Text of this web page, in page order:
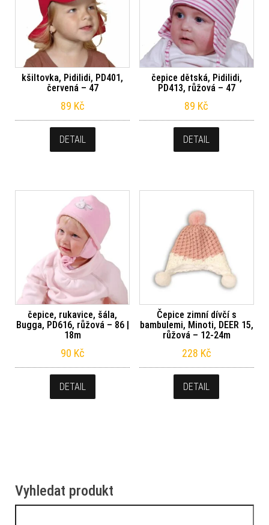
kšiltovka, Pidilidi, PD401,
červená – 47
89 Kč
DETAIL
čepice dětská, Pidilidi,
PD413, růžová – 47
89 Kč
DETAIL
čepice, rukavice, šála,
Bugga, PD616, růžová – 86 |
18m
90 Kč
DETAIL
Čepice zimní dívčí s
bambulemi, Minoti, DEER 15,
růžová – 12-24m
228 Kč
DETAIL
Vyhledat produkt